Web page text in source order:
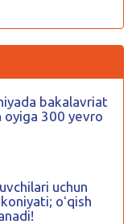
bakalavriat
oyiga 300 yevro
uchun
oʻqish